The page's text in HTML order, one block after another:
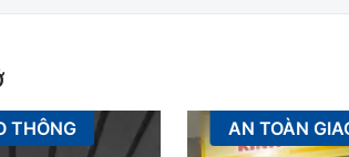
THÔNG AN TOÀN